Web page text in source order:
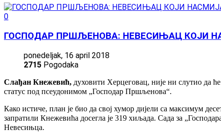
0
ГОСПОДАР ПРШЉЕНОВА: НЕВЕСИЊАЦ КОЈИ
ponedeljak, 16 april 2018
2715 Pogodaka
Слађан Кнежевић, духовити Херцеговац, није ни слутио да
статус под псеудонимом „Господар Пршљенова“.
Како истиче, план је био да свој хумор дијели са максимум
запратили Кнежевића досегла је 319 хиљада. Сада за
Невесињца.